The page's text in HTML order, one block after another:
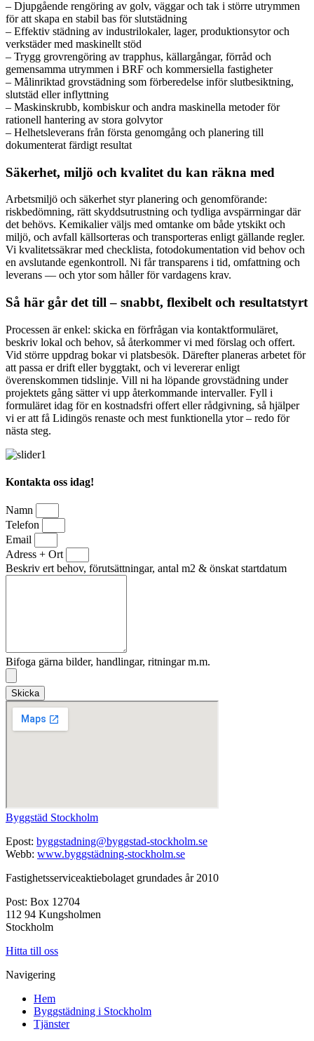
– Djupgående rengöring av golv, väggar och tak i större utrymmen
för att skapa en stabil bas för slutstädning
– Effektiv städning av industrilokaler, lager, produktionsytor och
verkstäder med maskinellt stöd
– Trygg grovrengöring av trapphus, källargångar, förråd och
gemensamma utrymmen i BRF och kommersiella fastigheter
– Målinriktad grovstädning som förberedelse inför slutbesiktning,
slutstäd eller inflyttning
– Maskinskrubb, kombiskur och andra maskinella metoder för
rationell hantering av stora golvytor
– Helhetsleverans från första genomgång och planering till
dokumenterat färdigt resultat
Säkerhet, miljö och kvalitet du kan räkna med
Arbetsmiljö och säkerhet styr planering och genomförande:
riskbedömning, rätt skyddsutrustning och tydliga avspärrningar där
det behövs. Kemikalier väljs med omtanke om både ytskikt och
miljö, och avfall källsorteras och transporteras enligt gällande regler.
Vi kvalitetssäkrar med checklista, fotodokumentation vid behov och
en avslutande egenkontroll. Ni får transparens i tid, omfattning och
leverans — och ytor som håller för vardagens krav.
Så här går det till – snabbt, flexibelt och resultatstyrt
Processen är enkel: skicka en förfrågan via kontaktformuläret,
beskriv lokal och behov, så återkommer vi med förslag och offert.
Vid större uppdrag bokar vi platsbesök. Därefter planeras arbetet för
att passa er drift eller byggtakt, och vi levererar enligt
överenskommen tidslinje. Vill ni ha löpande grovstädning under
projektets gång sätter vi upp återkommande intervaller. Fyll i
formuläret idag för en kostnadsfri offert eller rådgivning, så hjälper
vi er att få Lidingös renaste och mest funktionella ytor – redo för
nästa steg.
Kontakta oss idag!
Namn
Telefon
Email
Adress + Ort
Beskriv ert behov, förutsättningar, antal m2 & önskat startdatum
Bifoga gärna bilder, handlingar, ritningar m.m.
Skicka
Byggstäd Stockholm
Epost: byggstadning@byggstad-stockholm.se
Webb: www.byggstädning-stockholm.se
Fastighetsserviceaktiebolaget grundades år 2010
Post: Box 12704
112 94 Kungsholmen
Stockholm
Hitta till oss
Navigering
Hem
Byggstädning i Stockholm
Tjänster